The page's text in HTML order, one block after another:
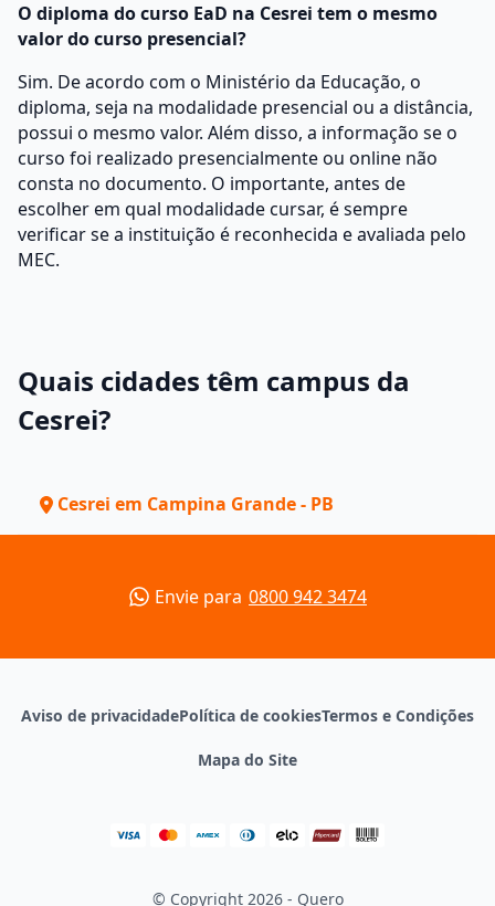
O diploma do curso EaD na Cesrei tem o mesmo
valor do curso presencial?
Sim. De acordo com o Ministério da Educação, o
diploma, seja na modalidade presencial ou a distância,
possui o mesmo valor. Além disso, a informação se o
curso foi realizado presencialmente ou online não
consta no documento. O importante, antes de
escolher em qual modalidade cursar, é sempre
verificar se a instituição é reconhecida e avaliada pelo
MEC.
Quais cidades têm campus da
Cesrei?
Cesrei em Campina Grande - PB
Envie para 0800 942 3474
Aviso de privacidadePolítica de cookiesTermos e Condições
Mapa do Site
© Copyright 2026 - Quero